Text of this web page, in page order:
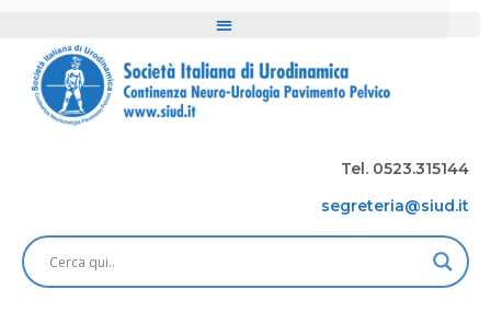
Tel. 0523.315144
segreteria@siud.it